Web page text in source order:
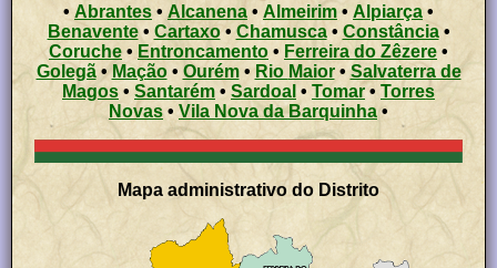
• Abrantes • Alcanena • Almeirim • Alpiarça •
Benavente• Cartaxo• Chamusca• Constância•
Coruche • Entroncamento • Ferreira do Zêzere •
Golegã•Mação• Ourém• Rio Maior• Salvaterra de
Magos • Santarém • Sardoal • Tomar• Torres
Novas • Vila Nova da Barquinha•
Mapa administrativo do Distrito